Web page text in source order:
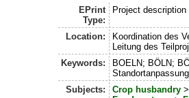
EPrint
Type:
Project description
Location:
Koordination des
Leitung des
Keywords:
BOELN; BÖLN;
Subjects:
Crop husbandry>